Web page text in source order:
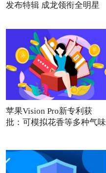
发布特辑 成龙领衔全明星
苹果Vision Pro新专利获
批：可模拟花香等多种气味